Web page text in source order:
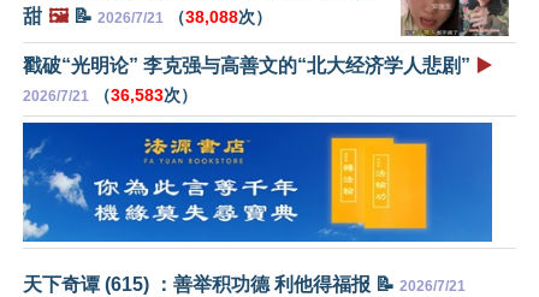
甜 🖼️📝 2026/7/21 （38,088次）
戳破“光明论” 李克强与高善文的“北大经济学人悲剧” ▶️
2026/7/21 （36,583次）
天下奇谭 (615) ：善举积功德 利他得福报 📝 2026/7/21